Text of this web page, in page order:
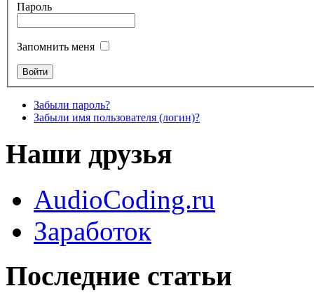
Пароль
Запомнить меня
Забыли пароль?
Забыли имя пользователя (логин)?
Наши друзья
AudioCoding.ru
Заработок
Последние статьи